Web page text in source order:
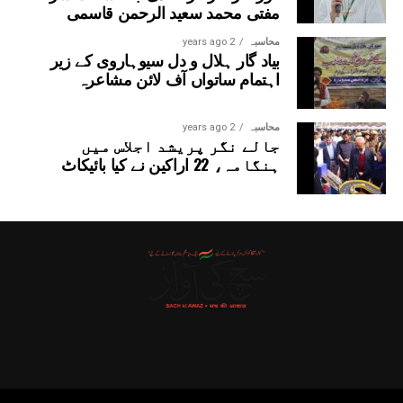
مفتی محمد سعید الرحمن قاسمی
محاسبہ 2 years ago
بیاد گار ہلال و دل سیوہاروی کے زیر
اہتمام ساتواں آف لائن مشاعرہ
محاسبہ 2 years ago
جالے نگر پریشد اجلاس میں
ہنگامہ، 22 اراکین نے کیا بائیکاٹ